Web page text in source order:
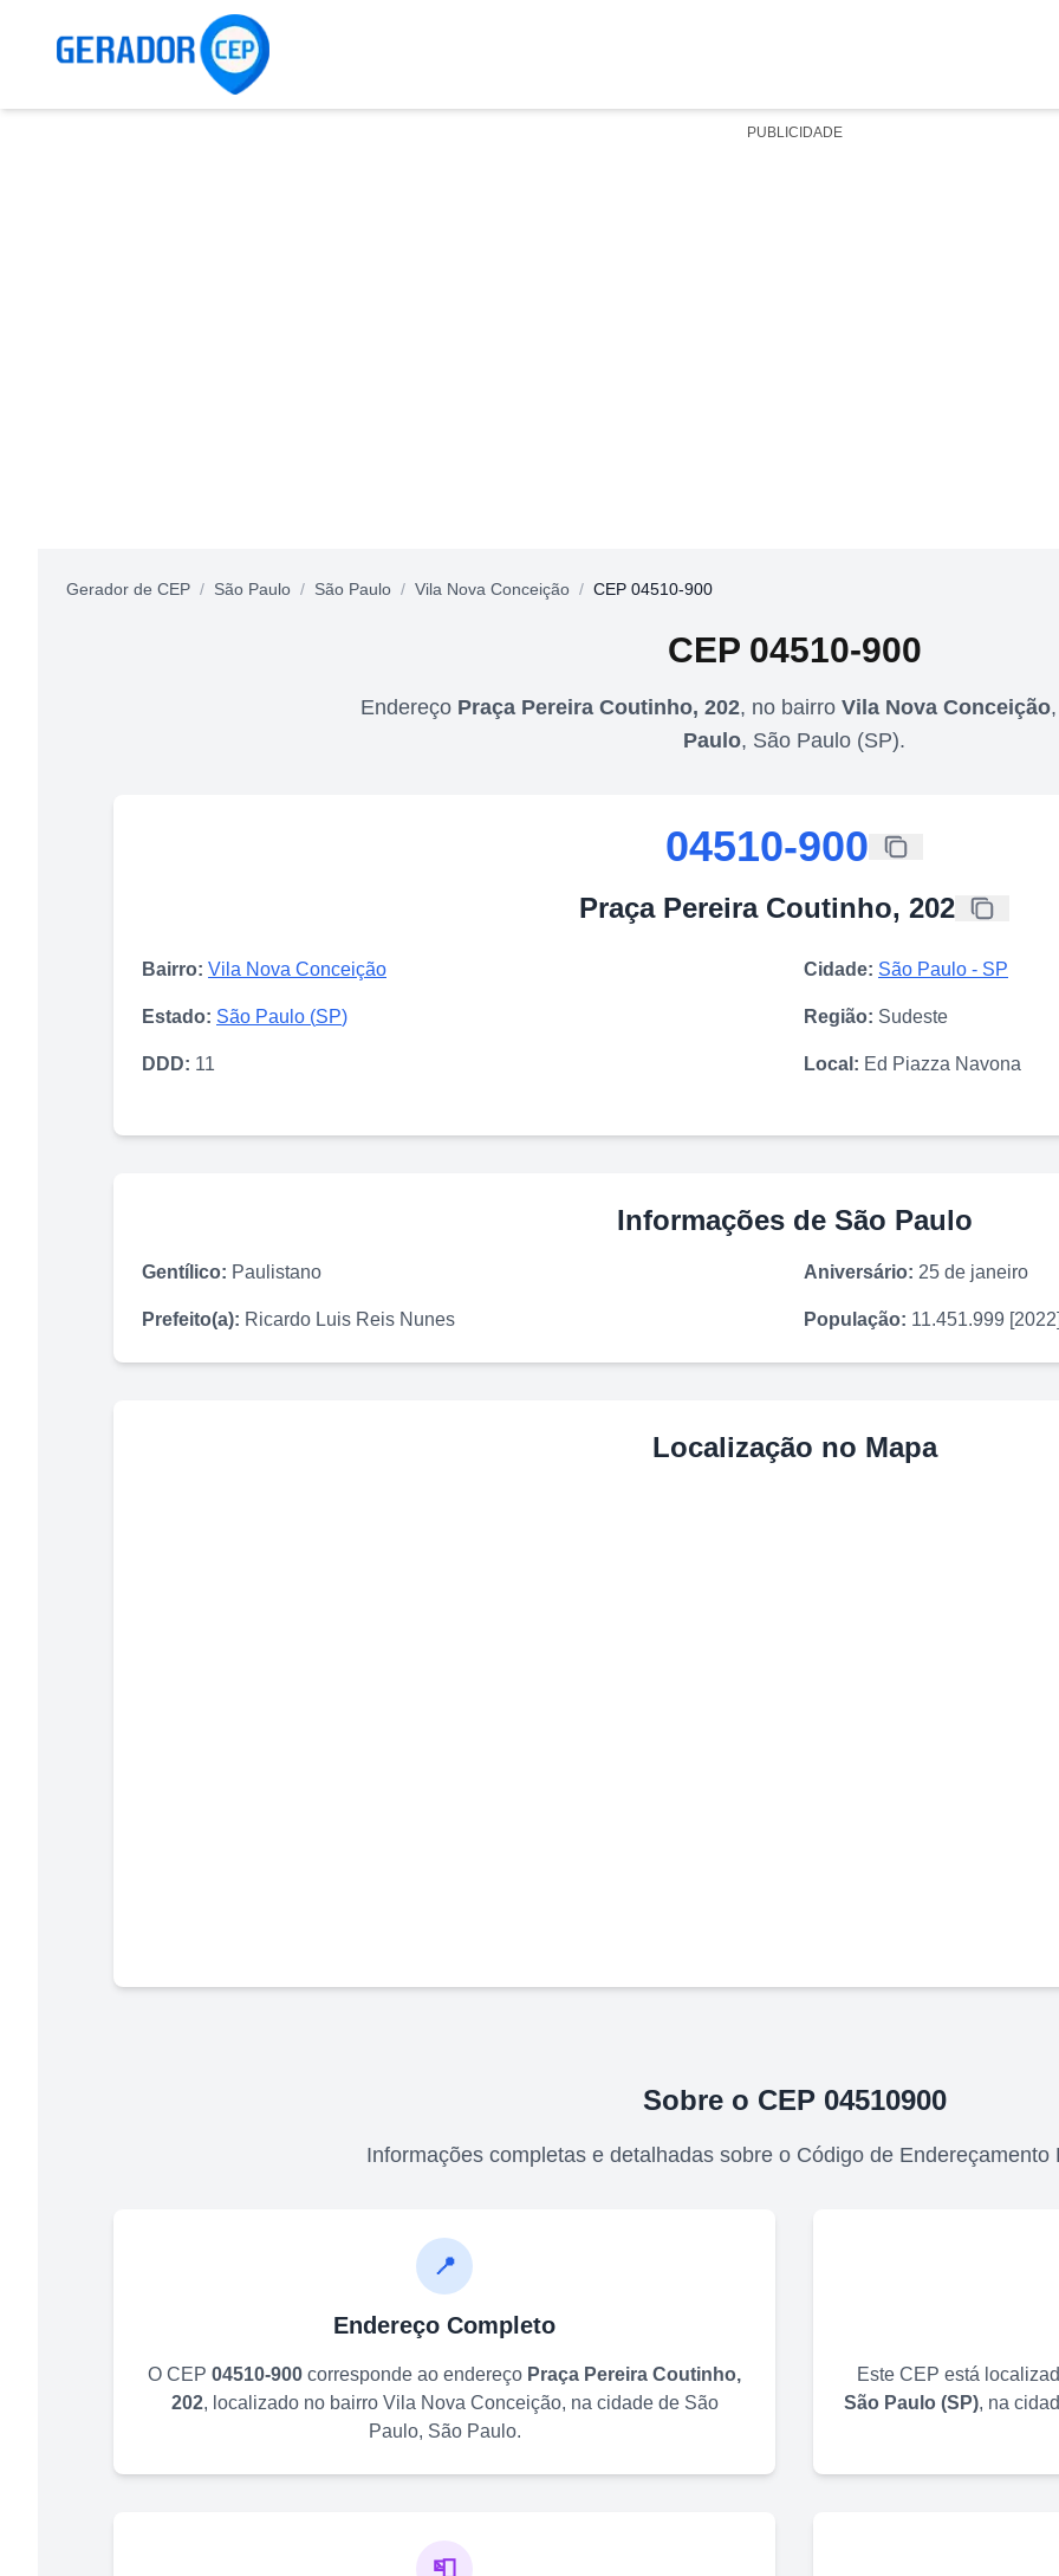
PUBLICIDADE
Gerador de CEP / São Paulo / São Paulo / Vila Nova Conceição / CEP 04510-900
CEP 04510-900
Endereço Praça Pereira Coutinho, 202, no bairro Vila Nova Conceição
Paulo, São Paulo (SP).
04510-900
Praça Pereira Coutinho, 202
Bairro: Vila Nova Conceição Cidade: São Paulo - SP
Estado: São Paulo (SP) Região: Sudeste
DDD: 11 Local: Ed Piazza Navona
Informações de São Paulo
Gentílico: Paulistano Aniversário: 25 de janeiro
Prefeito(a): Ricardo Luis Reis Nunes População: 11.451.999
Localização no Mapa
Sobre o CEP 04510900
Informações completas e detalhadas sobre o Código de
📍
Endereço Completo
O CEP 04510-900 corresponde ao endereço Praça Pereira Coutinho,
202, localizado no bairro Vila Nova Conceição, na cidade de São
Paulo, São Paulo.
Este CEP está
São Paulo (SP), na
📮